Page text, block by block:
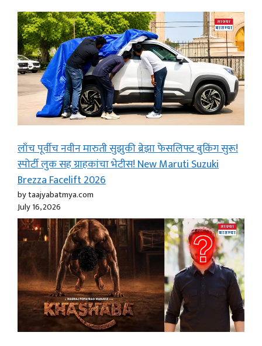
लाँच पूर्वीच नवीन मारुती सुझुकी ब्रेझा फेसलिफ्ट बुकिंग सुरू!
स्पोर्टी लुक सह ग्राहकांचा भेटीस! New Maruti Suzuki
Brezza Facelift 2026
by taajyabatmya.com
July 16, 2026